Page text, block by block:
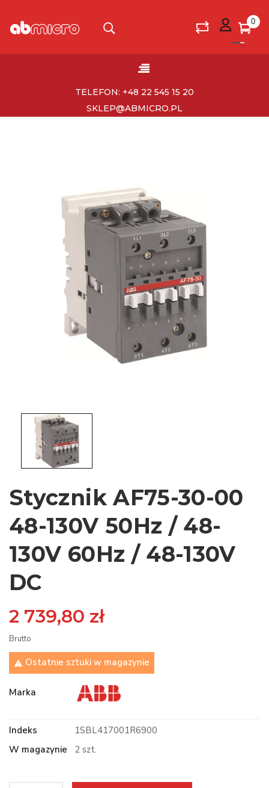
0
Toggle
☰
TELEFON: +48 22 545 15 20
SKLEP@ABMICRO.PL
Stycznik AF75-30-00
48-130V 50Hz / 48-
130V 60Hz / 48-130V
DC
2 739,80 zł
Brutto
 Ostatnie sztuki w magazynie
Marka
Indeks
1SBL417001R6900
W magazynie
2 szt.